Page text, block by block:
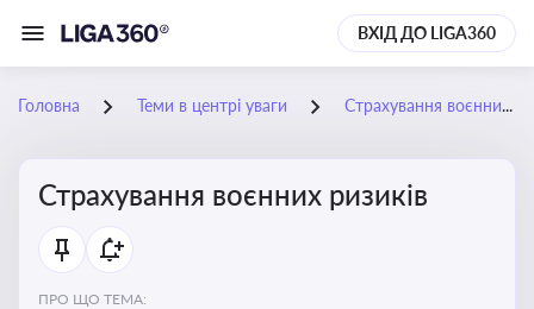
ВХІД ДО LIGA360
Головна Теми в центрі уваги Страхування воєнних ризиків
Страхування воєнних ризиків
ПРО ЩО ТЕМА: